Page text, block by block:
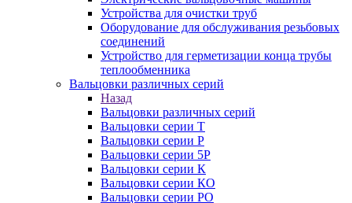
Устройства для очистки труб
Оборудование для обслуживания резьбовых
соединений
Устройство для герметизации конца трубы
теплообменника
Вальцовки различных серий
Назад
Вальцовки различных серий
Вальцовки серии Т
Вальцовки серии Р
Вальцовки серии 5Р
Вальцовки серии К
Вальцовки серии КО
Вальцовки серии РО